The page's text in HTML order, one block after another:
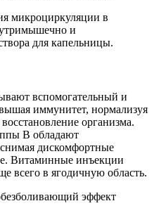
микроциркуляции в
и
для капельницы.
вспомогательный и
иммунитет, нормализуя
организма.
B обладают
дискомфортные
Витаминные инъекции
всего в ягодичную область.
эффект